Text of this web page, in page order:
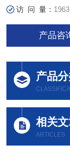
访 问 量： 1963
产品咨
产品
相关
ARTICLES